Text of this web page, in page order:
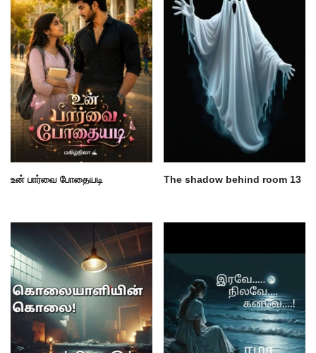
உன் பார்வை போதையடி The shadow behind room 13